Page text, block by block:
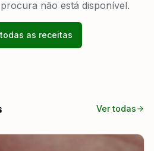
não está disponível.
as receitas
Ver todas